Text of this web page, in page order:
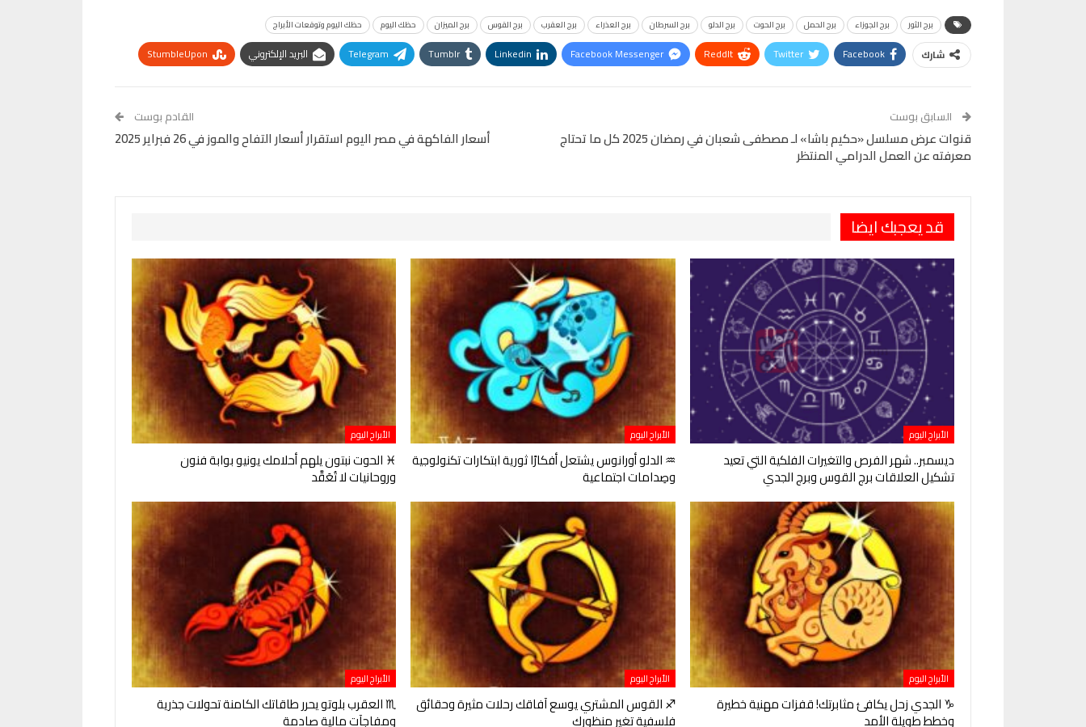
برج الثور برج الجوزاء برج الحمل برج الحوت برج الدلو برج السرطان برج العذراء برج العقرب برج القوس برج الميزان حظك اليوم حظك اليوم وتوقعات الأبراج
شارك Facebook
Twitter
ReddIt
Facebook Messenger
Linkedin
Tumblr
Telegram البريد الإلكتروني
StumbleUpon
السابق بوست
قنوات عرض مسلسل «حكيم باشا» لـ مصطفى شعبان في رمضان 2025 كل ما تحتاج
معرفته عن العمل الدرامي المنتظر
القادم بوست
أسعار الفاكهة في مصر اليوم استقرار أسعار التفاح والموز في 26 فبراير 2025
قد يعجبك ايضا
الأبراج اليوم
ديسمبر.. شهر الفرص والتغيرات الفلكية التي تعيد
تشكيل العلاقات برج القوس وبرج الجدي
الأبراج اليوم
♒ الدلو أورانوس يشتعل أفكارًا ثورية ابتكارات تكنولوجية
وصِدامات اجتماعية
الأبراج اليوم
♓ الحوت نبتون يلهم أحلامك يونيو بوابة فنون
وروحانيات لا تُعَقَّد
الأبراج اليوم
♑ الجدي زحل يكافئ مثابرتك! قفزات مهنية خطيرة
وخطط طويلة الأمد
الأبراج اليوم
♐ القوس المشتري يوسع آفاقك رحلات مثيرة وحقائق
فلسفية تغير منظورك
الأبراج اليوم
♏ العقرب بلوتو يحرر طاقاتك الكامنة تحولات جذرية
ومفاجآت مالية صادمة